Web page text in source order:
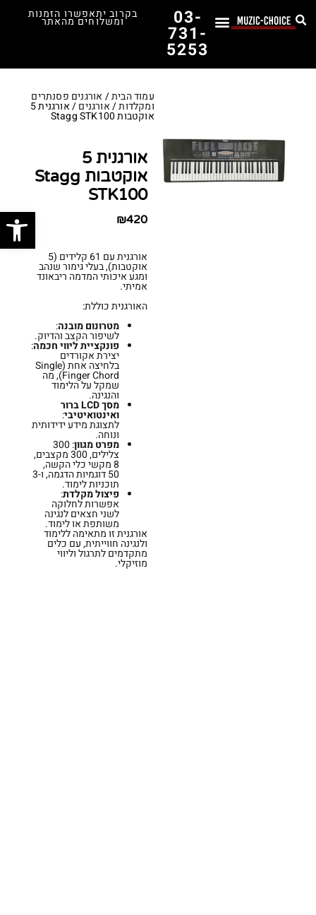
03-
731-
5253
בקרוב יתאפשרו הזמנות
ומשלוחים מהאתר
עמוד הבית/ אורגנים פסנתרים
ומקלדות/אורגנים / אורגנית 5
אוקטבות Stagg STK100
אורגנית 5
אוקטבות Stagg
STK100
₪420
אורגנית עם 61 קלידים (5
אוקטבות), בעלי גימור שנהב
ומגע איכותי המדמה ריבאונד
אמיתי.
האורגנית כוללת:
מטרונום מובנה:
לשיפור הקצב והדיוק.
פונקציית ליווי חכמה:
יצירת אקורדים
בלחיצה אחת (Single
Finger Chord), מה
שמקל על הלימוד
והנגינה.
מסך LCD ברור
ואינטואיטיבי:
לתצוגת מידע ידידותית
ונוחה.
מפרט מגוון : 300
צלילים, 300 מקצבים,
8 מקשי כלי הקשה,
50 דוגמיות הדגמה, ו-3
תוכניות לימוד.
פיצול מקלדת:
אפשרות לחלוקה
לשני חצאים לנגינה
משותפת או לימוד.
אורגנית זו מתאימה ללימוד
ולנגינה חווייתית, עם כלים
מתקדמים לתרגול וליווי
מוזיקלי.
פתח